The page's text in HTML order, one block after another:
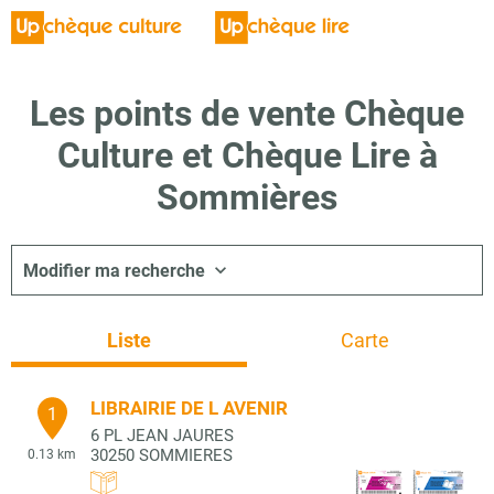
Les points de vente Chèque
Culture et Chèque Lire à
Sommières
Modifier ma recherche
Liste Carte
1
0.13 km
LIBRAIRIE DE L AVENIR
6 PL JEAN JAURES
30250 SOMMIERES